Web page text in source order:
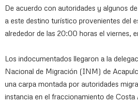
De acuerdo con autoridades y algunos
a este destino turístico provenientes del
alrededor de las 20:00 horas el viernes,
Los indocumentados llegaron a la
Nacional de Migración (INM) de
una carpa montada por autoridades
instancia en el fraccionamiento de Costa